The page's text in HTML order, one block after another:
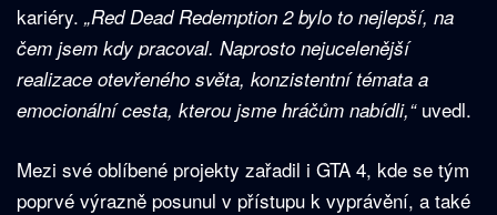
kariéry. „Red Dead Redemption 2 bylo to nejlepší, na
čem jsem kdy pracoval. Naprosto nejucelenější
realizace otevřeného světa, konzistentní témata a
emocionální cesta, kterou jsme hráčům nabídli,“ uvedl.
Mezi své oblíbené projekty zařadil i GTA 4, kde se tým
poprvé výrazně posunul v přístupu k vyprávění, a také